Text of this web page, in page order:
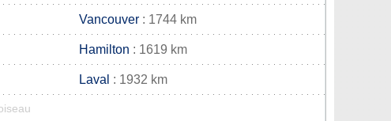
Vancouver : 1744 km
Hamilton : 1619 km
Laval : 1932 km